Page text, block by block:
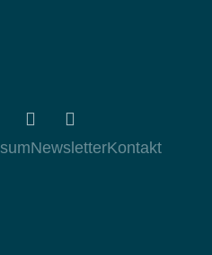
NewsletterKontakt